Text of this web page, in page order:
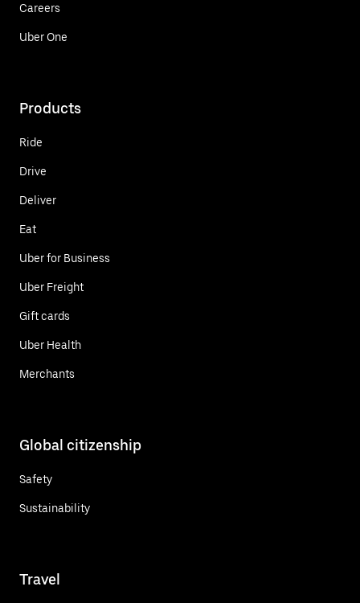
Careers
Uber One
Products
Ride
Drive
Deliver
Eat
Uber for Business
Uber Freight
Gift cards
Uber Health
Merchants
Global citizenship
Safety
Sustainability
Travel